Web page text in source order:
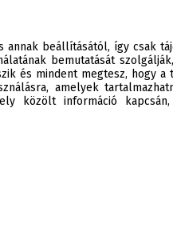
beállításától, így csak
bemutatását
és mindent megtesz, hogy
amelyek
közölt információ